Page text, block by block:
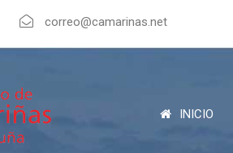
correo@camarinas.net
INICIO